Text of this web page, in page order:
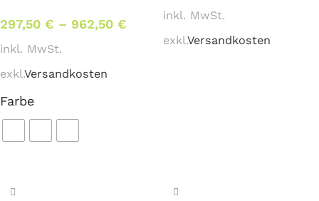
297,50 € – 962,50 €
inkl. MwSt.
exkl.Versandkosten
Farbe
inkl. MwSt.
exkl.Versandkosten